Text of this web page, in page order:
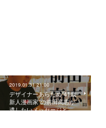
2019.01.31 21:00
デザイナーあらため“41歳
新人漫画家”の前田高志が
遺したいメッセージと…